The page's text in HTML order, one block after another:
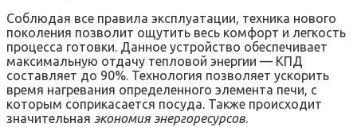
Соблюдая все правила эксплуатации, техника нового
поколения позволит ощутить весь комфорт и легкость
процесса готовки. Данное устройство обеспечивает
максимальную отдачу тепловой энергии — КПД
составляет до 90%. Технология позволяет ускорить
время нагревания определенного элемента печи, с
которым соприкасается посуда. Также происходит
значительная экономия энергоресурсов.